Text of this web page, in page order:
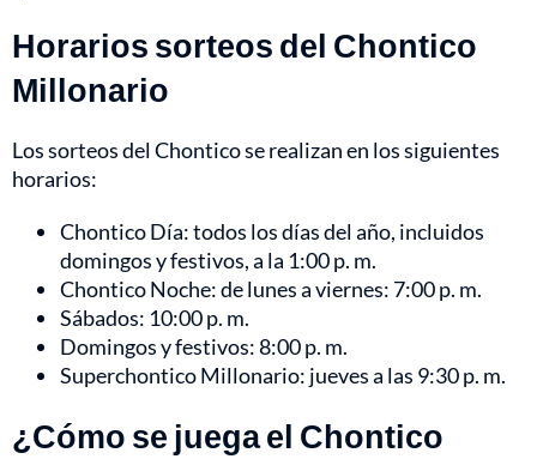
Horarios sorteos del Chontico
Millonario
Los sorteos del Chontico se realizan en los siguientes
horarios:
Chontico Día: todos los días del año, incluidos
domingos y festivos, a la 1:00 p. m.
Chontico Noche: de lunes a viernes: 7:00 p. m.
Sábados: 10:00 p. m.
Domingos y festivos: 8:00 p. m.
Superchontico Millonario: jueves a las 9:30 p. m.
¿Cómo se juega el Chontico